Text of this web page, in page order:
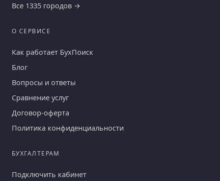
Все 1335 городов →
О СЕРВИСЕ
Как работает БухПоиск
Блог
Вопросы и ответы
Сравнение услуг
Договор-оферта
Политика конфиденциальности
БУХГАЛТЕРАМ
Подключить кабинет